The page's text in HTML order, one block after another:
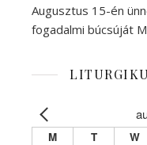
Augusztus 15-én
fogadalmi búcsúját
M T W